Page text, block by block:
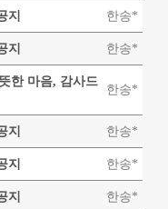
지 한송*
지 한송*
한 마음, 감사드
한송*
지 한송*
지 한송*
지 한송*